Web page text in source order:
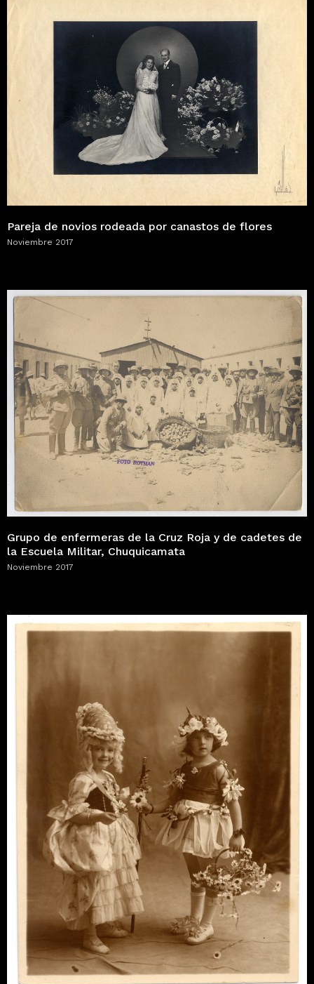
Pareja de novios rodeada por canastos de flores
Noviembre 2017
Grupo de enfermeras de la Cruz Roja y de cadetes de
la Escuela Militar, Chuquicamata
Noviembre 2017